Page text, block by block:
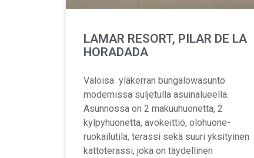
LAMAR RESORT, PILAR DE LA
HORADADA
Valoisa yläkerran bungalowasunto
modernissa suljetulla asuinalueella.
Asunnossa on 2 makuuhuonetta, 2
kylpyhuonetta, avokeittiö, olohuone-
ruokailutila, terassi sekä suuri yksityinen
kattoterassi, joka on täydellinen